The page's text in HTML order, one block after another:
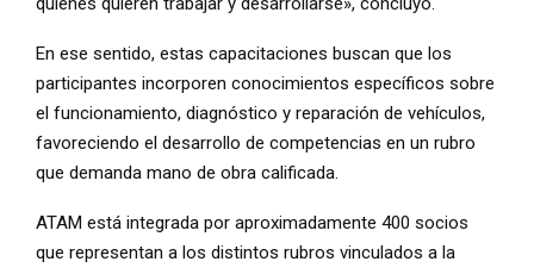
En ese sentido, estas capacitaciones buscan que los
participantes incorporen conocimientos específicos sobre
el funcionamiento, diagnóstico y reparación de vehículos,
favoreciendo el desarrollo de competencias en un rubro
que demanda mano de obra calificada.
ATAM está integrada por aproximadamente 400 socios
que representan a los distintos rubros vinculados a la